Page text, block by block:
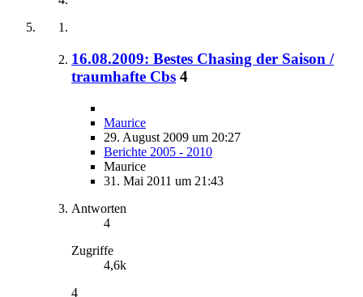
16.08.2009: Bestes Chasing der Saison /
traumhafte Cbs 4
Maurice
29. August 2009 um 20:27
Berichte 2005 - 2010
Maurice
31. Mai 2011 um 21:43
Antworten
4
Zugriffe
4,6k
4